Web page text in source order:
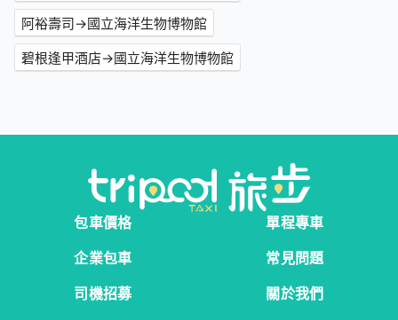
阿裕壽司→國立海洋生物博物館
碧根逢甲酒店→國立海洋生物博物館
包車價格
單程專車
企業包車
常見問題
司機招募
關於我們